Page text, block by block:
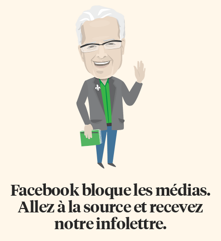
Facebook bloque les médias.
Allez à la source et recevez
notre infolettre.